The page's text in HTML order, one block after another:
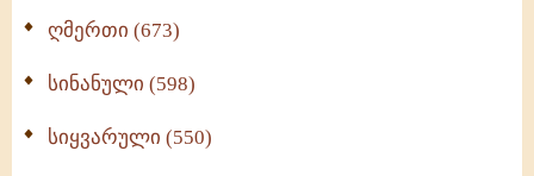
ღმერთი (673)
სინანული (598)
სიყვარული (550)